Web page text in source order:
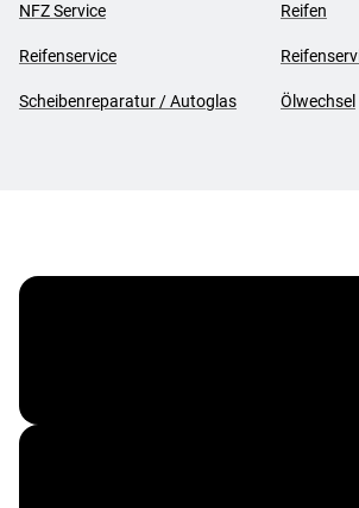
NFZ Service Reifen
Reifenservice
Scheibenreparatur / Autoglas Ölwechsel